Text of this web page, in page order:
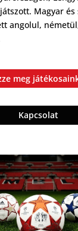
Magyar és
angolul,
meg
Kapcsolat